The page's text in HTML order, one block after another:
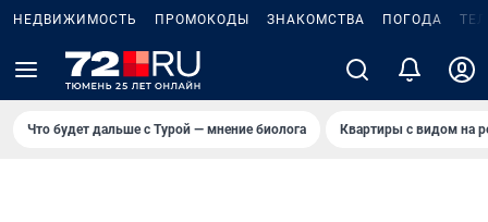
НЕДВИЖИМОСТЬ ПРОМОКОДЫ ЗНАКОМСТВА ПОГОДА
Что будет дальше с Турой — мнение биолога Квартиры с видом на